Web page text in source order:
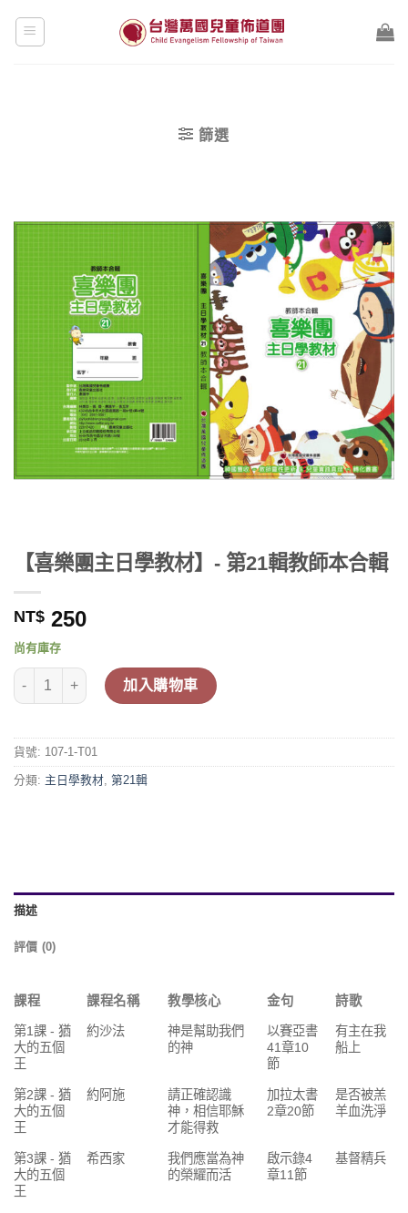
篩選
【喜樂團主日學教材】- 第21輯教師本合輯
NT$ 250
尚有庫存
【喜樂團主日學教材】- 第21輯教師本合輯 數量
加入購物車
貨號: 107-1-T01
分類: 主日學教材 第21輯
描述
評價 (0)
課程 課程名稱 教學核心 金句 詩歌
第1課 - 猶
大的五個
王
約沙法
神是幫助我們
的神
以賽亞書
41章10
節
有主在我
船上
第2課 - 猶
大的五個
王
約阿施
請正確認識
神，相信耶穌
才能得救
加拉太書
2章20節
是否被羔
羊血洗淨
第3課 - 猶
大的五個
王
希西家
我們應當為神
的榮耀而活
啟示錄4
章11節
基督精兵